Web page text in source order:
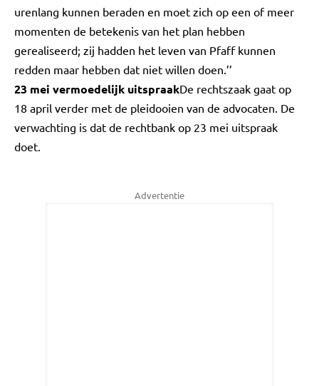
urenlang kunnen beraden en moet zich op een of meer
momenten de betekenis van het plan hebben
gerealiseerd; zij hadden het leven van Pfaff kunnen
redden maar hebben dat niet willen doen.’’
23 mei vermoedelijk uitspraakDe rechtszaak gaat op
18 april verder met de pleidooien van de advocaten. De
verwachting is dat de rechtbank op 23 mei uitspraak
doet.
Advertentie